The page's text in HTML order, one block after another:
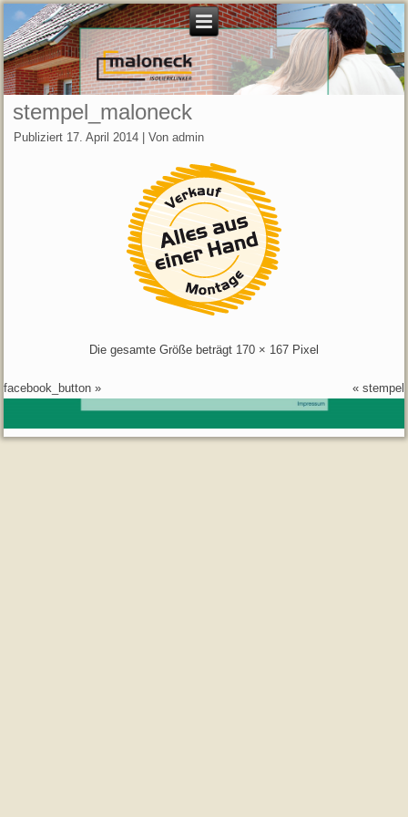
stempel_maloneck
Publiziert 17. April 2014 |Von admin
Die gesamte Größe beträgt 170 × 167 Pixel
facebook_button » « stempel